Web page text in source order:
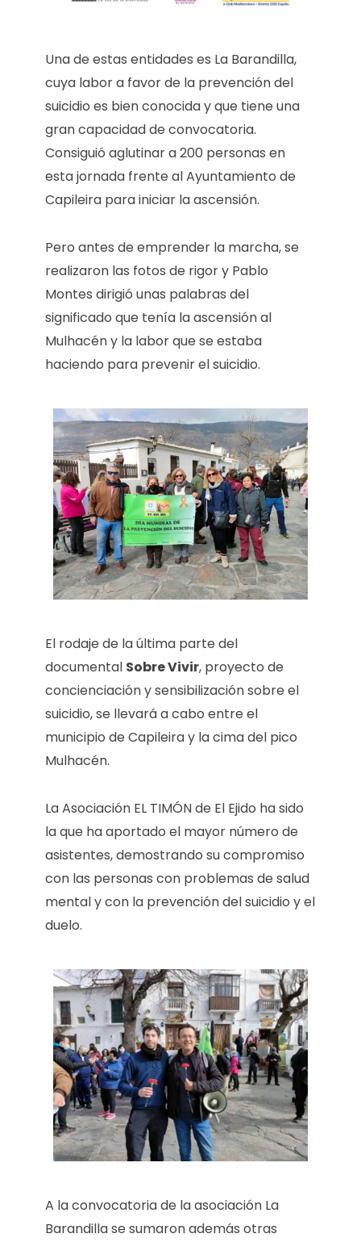
Una de estas entidades es La Barandilla,
cuya labor a favor de la prevención del
suicidio es bien conocida y que tiene una
gran capacidad de convocatoria.
Consiguió aglutinar a 200 personas en
esta jornada frente al Ayuntamiento de
Capileira para iniciar la ascensión.
Pero antes de emprender la marcha, se
realizaron las fotos de rigor y Pablo
Montes dirigió unas palabras del
significado que tenía la ascensión al
Mulhacén y la labor que se estaba
haciendo para prevenir el suicidio.
El rodaje de la última parte del
documental Sobre Vivir, proyecto de
concienciación y sensibilización sobre el
suicidio, se llevará a cabo entre el
municipio de Capileira y la cima del pico
Mulhacén.
La Asociación EL TIMÓN de El Ejido ha sido
la que ha aportado el mayor número de
asistentes, demostrando su compromiso
con las personas con problemas de salud
mental y con la prevención del suicidio y el
duelo.
A la convocatoria de la asociación La
Barandilla se sumaron además otras